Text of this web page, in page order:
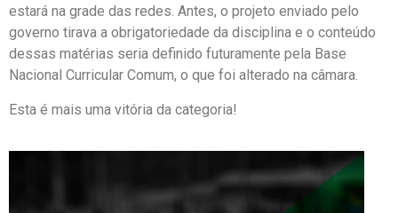
estará na grade das redes. Antes, o projeto enviado pelo
governo tirava a obrigatoriedade da disciplina e o conteúdo
dessas matérias seria definido futuramente pela Base
Nacional Curricular Comum, o que foi alterado na câmara.
Esta é mais uma vitória da categoria!